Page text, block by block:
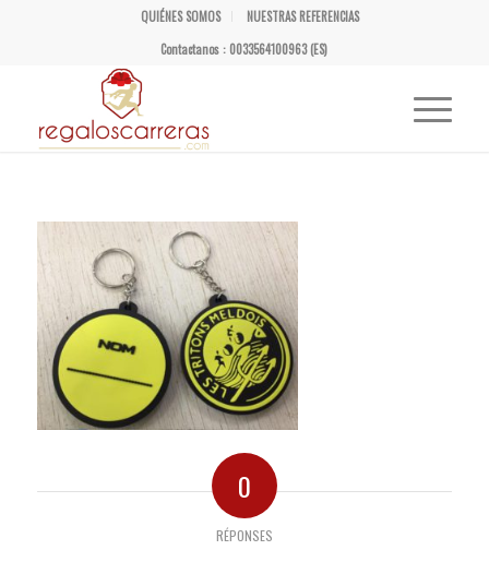
QUIÉNES SOMOS
NUESTRAS REFERENCIAS
Contactanos : 0033564100963 (ES)
0
RÉPONSES